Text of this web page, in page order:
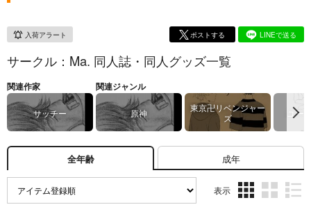
入荷アラート ポストする LINEで送る
サークル：Ma. 同人誌・同人グッズ一覧
関連作家
サッチー
関連ジャンル
原神
東京卍リベンジャー
ズ
ユー
全年齢 成年
表示